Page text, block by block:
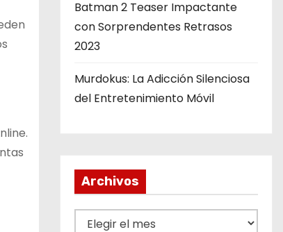
Batman 2 Teaser Impactante
con Sorprendentes Retrasos
2023
Murdokus: La Adicción Silenciosa
del Entretenimiento Móvil
Archivos